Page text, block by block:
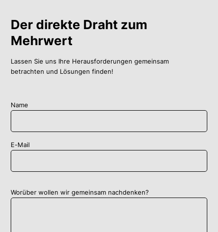
Der direkte Draht zum
Mehrwert
Lassen Sie uns Ihre Herausforderungen gemeinsam
betrachten und Lösungen finden!
Name
E-Mail
Worüber wollen wir gemeinsam nachdenken?